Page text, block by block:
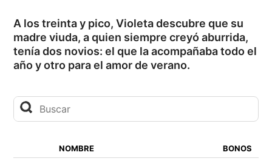
A los treinta y pico, Violeta descubre que su
madre viuda, a quien siempre creyó aburrida,
tenía dos novios: el que la acompañaba todo el
año y otro para el amor de verano.
NOMBRE
BONOS